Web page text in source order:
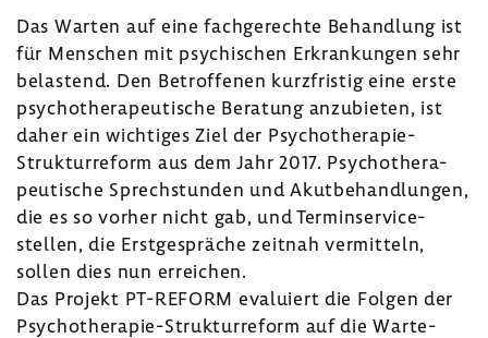
Das Warten auf eine fach­ge­rechte Behand­lung ist
für Menschen mit psychi­schen Erkran­kungen sehr
belas­tend. Den Betrof­fenen kurz­fristig eine erste
psycho­the­ra­peu­ti­sche Bera­tung anzu­bieten, ist
daher ein wich­tiges Ziel der Psychotherapie-​
Strukturreform aus dem Jahr 2017. Psycho­the­ra­
peu­ti­sche Sprech­stunden und Akut­be­hand­lungen,
die es so vorher nicht gab, und Termin­ser­vice­
stellen, die Erst­ge­spräche zeitnah vermit­teln,
sollen dies nun errei­chen.
Das Projekt PT-​REFORM evalu­iert die Folgen der
Psychotherapie-​Strukturreform auf die Warte­